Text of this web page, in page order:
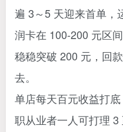
遍 3～5 天迎来首单，
润卡在 100-200 元区
稳稳突破 200 元，回
去。
单店每天百元收益打
职从业者一人可打理